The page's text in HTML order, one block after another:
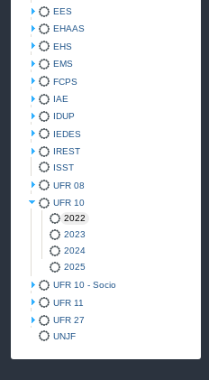
EES
EHAAS
EHS
EMS
FCPS
IAE
IDUP
IEDES
IREST
ISST
UFR 08
UFR 10
2022
2023
2024
2025
UFR 10 - Socio
UFR 11
UFR 27
UNJF